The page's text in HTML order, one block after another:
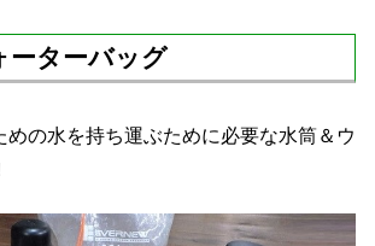
ーターバッグ
めの水を持ち運ぶために必要な水筒＆ウ